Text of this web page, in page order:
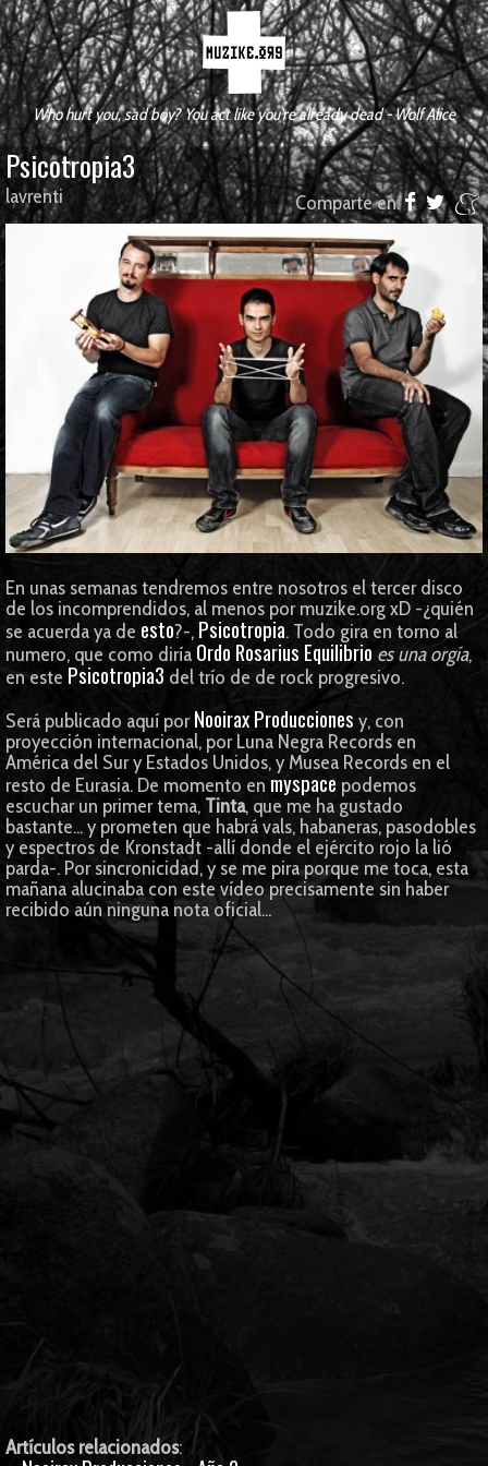
Who hurt you, sad boy? You act like you're already dead - Wolf Alice
Psicotropia3
Comparte en:
lavrenti
En unas semanas tendremos entre nosotros el tercer disco
de los incomprendidos, al menos por muzike.org xD -¿quién
se acuerda ya de esto?-, Psicotropia. Todo gira en torno al
numero, que como diría Ordo Rosarius Equilibrio es una orgía,
en este Psicotropia3 del trío de de rock progresivo.
Será publicado aquí porNooirax Producciones y, con
proyección internacional, por Luna Negra Records en
América del Sur y Estados Unidos, y Musea Records en el
resto de Eurasia. De momento en myspace podemos
escuchar un primer tema, Tinta, que me ha gustado
bastante... y prometen que habrá vals, habaneras, pasodobles
y espectros de Kronstadt -allí donde el ejército rojo la lió
parda-. Por sincronicidad, y se me pira porque me toca, esta
mañana alucinaba con este vídeo precisamente sin haber
recibido aún ninguna nota oficial...
Artículos relacionados: